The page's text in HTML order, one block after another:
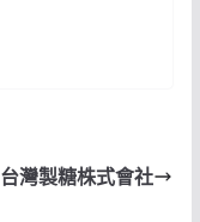
台灣製糖株式會社